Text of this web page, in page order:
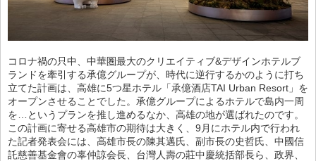
コロナ禍の只中、中華圏最大のクリエイティブ&デザインホテルブ
ランドを牽引する承億グループが、時代に逆行するかのように打ち
立てた計画は、高雄に5つ星ホテル「承億酒店TAI Urban Resort」を
オープンさせることでした。承億グループによるホテルで島内一周
を…というプランを推し進めるなか、高雄の地が選ばれたのです。
この計画に寄せる高雄市の期待は大きく、9月にホテル内で行われ
た記者発表会には、高雄市長の陳其邁氏、副市長の史哲氏、中國信
託慈善基金會の辜仲諒会長、台灣人壽の莊中慶統括部長ら、政界、